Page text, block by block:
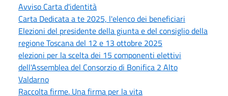
Avviso Carta d'identità
Carta Dedicata a te 2025, l'elenco dei beneficiari
Elezioni del presidente della giunta e del consiglio della
regione Toscana del 12 e 13 ottobre 2025
elezioni per la scelta dei 15 componenti elettivi
dell'Assemblea del Consorzio di Bonifica 2 Alto
Valdarno
Raccolta firme. Una firma per la vita